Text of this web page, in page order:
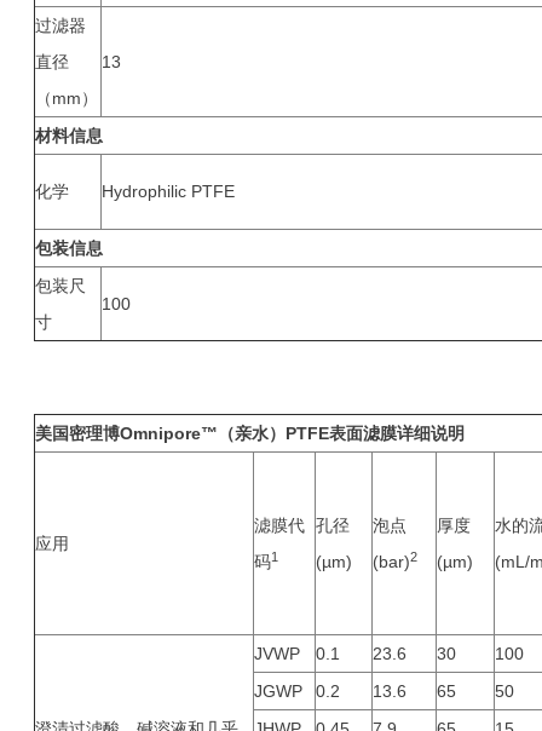
过滤器
直径
（mm）
13
材料信息
化学 Hydrophilic PTFE
包装信息
包装尺
寸
100
美国密理博Omnipore™（亲水）PTFE表面滤膜详细说明
应用
滤膜代
码1
孔径
(µm)
泡点
(bar)2
厚度
(µm)
水的
(mL/
JVWP 0.1 23.6 30
100
JGWP
0.2 13.6 65
50